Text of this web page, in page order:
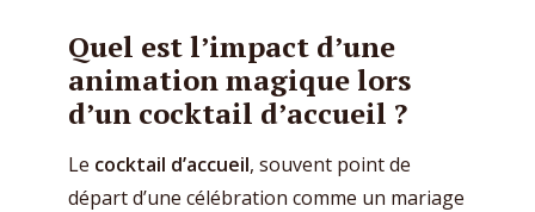
Quel est l’impact d’une
animation magique lors
d’un cocktail d’accueil ?
Le cocktail d’accueil, souvent point de
départ d’une célébration comme un mariage